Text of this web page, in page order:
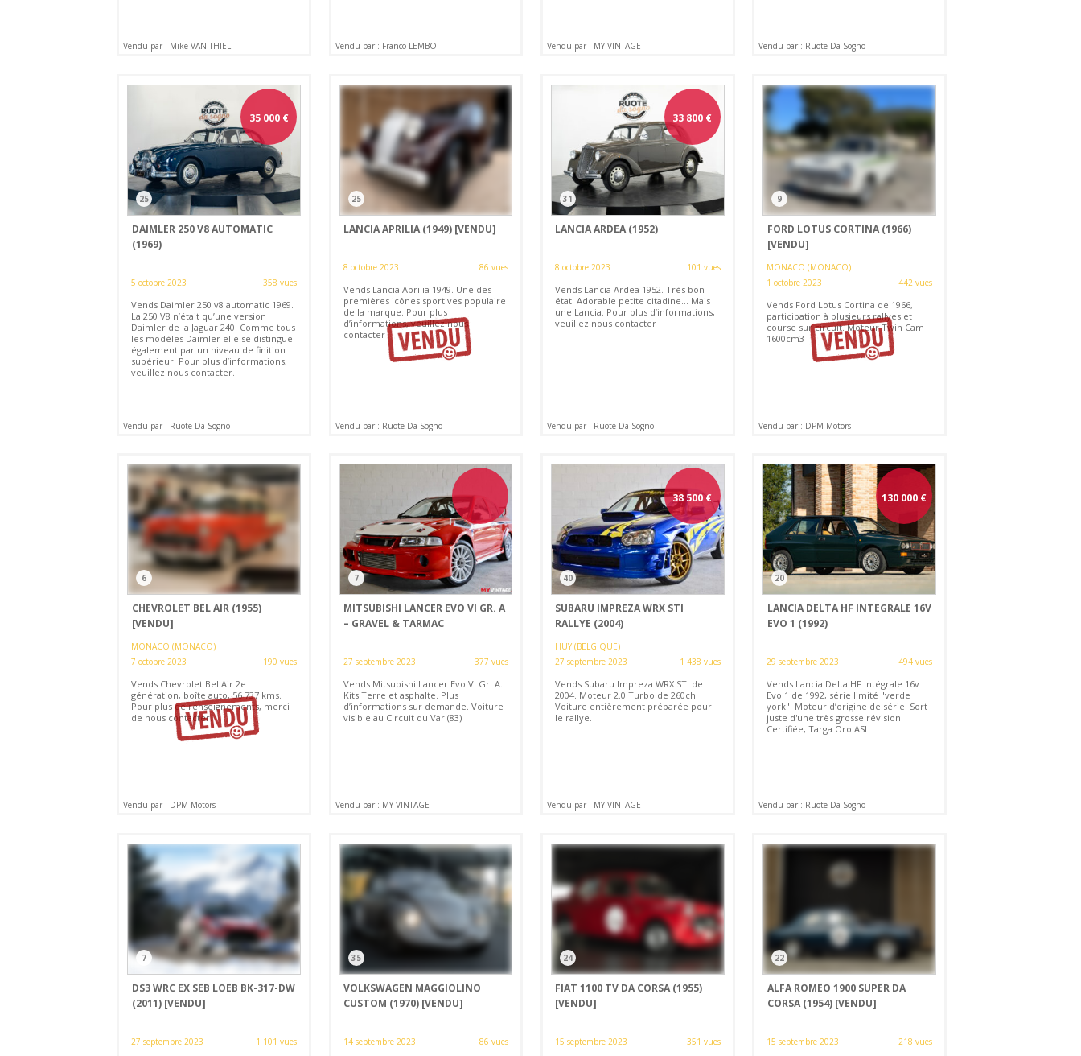
Vendu par : Mike VAN THIEL Vendu par : Franco LEMBO Vendu par : MY VINTAGE Vendu par : Ruote Da Sogno
35 000€
25
DAIMLER 250 V8 AUTOMATIC
(1969)
5 octobre 2023 358 vues
Vends Daimler 250 v8 automatic 1969.
La 250 V8 n’était qu’une version
Daimler de la Jaguar 240. Comme tous
les modèles Daimler elle se distingue
également par un niveau de finition
supérieur. Pour plus d’informations,
veuillez nous contacter.
Vendu par : Ruote Da Sogno
25
LANCIA APRILIA (1949) [VENDU]
8 octobre 2023 86 vues
Vends Lancia Aprilia 1949. Une des
premières icônes sportives populaire
de la marque. Pour plus
d’informations, veuillez nous
contacter
Vendu par : Ruote Da Sogno
33 800 €
31
LANCIA ARDEA (1952)
8 octobre 2023 101 vues
Vends Lancia Ardea 1952. Très bon
état. Adorable petite citadine... Mais
une Lancia. Pour plus d’informations,
veuillez nous contacter
Vendu par : Ruote Da Sogno
9
FORD LOTUS CORTINA (1966)
[VENDU]
MONACO (MONACO)
1 octobre 2023
442 vues
Vends Ford Lotus Cortina de 1966,
participation à plusieurs rallyes et
course sur circuit. Moteur Twin Cam
1600cm3
Vendu par : DPM Motors
6
CHEVROLET BEL AIR (1955)
[VENDU]
MONACO (MONACO)
7 octobre 2023
190 vues
Vends Chevrolet Bel Air 2e
génération, boîte auto, 56 737 kms.
Pour plus de renseignements, merci
de nous contacter.
Vendu par : DPM Motors
7
MITSUBISHI LANCER EVO VI GR. A
– GRAVEL & TARMAC
27 septembre 2023 377 vues
Vends Mitsubishi Lancer Evo VI Gr. A.
Kits Terre et asphalte. Plus
d’informations sur demande. Voiture
visible au Circuit du Var (83)
Vendu par : MY VINTAGE
38 500 €
40
SUBARU IMPREZA WRX STI
RALLYE (2004)
HUY (BELGIQUE)
27 septembre 2023
1 438 vues
Vends Subaru Impreza WRX STI de
2004. Moteur 2.0 Turbo de 260ch.
Voiture entièrement préparée pour
le rallye.
Vendu par : MY VINTAGE
130 000 €
20
LANCIA DELTA HF INTEGRALE 16V
EVO 1 (1992)
29 septembre 2023 494 vues
Vends Lancia Delta HF Intégrale 16v
Evo 1 de 1992, série limité "verde
york". Moteur d’origine de série. Sort
juste d'une très grosse révision.
Certifiée, Targa Oro ASI
Vendu par : Ruote Da Sogno
7
DS3 WRC EX SEB LOEB BK-317-DW
(2011) [VENDU]
27 septembre 2023 1 101 vues
35
VOLKSWAGEN MAGGIOLINO
CUSTOM (1970) [VENDU]
14 septembre 2023 86 vues
24
FIAT 1100 TV DA CORSA (1955)
[VENDU]
15 septembre 2023 351 vues
22
ALFA ROMEO 1900 SUPER DA
CORSA (1954) [VENDU]
15 septembre 2023 218 vues